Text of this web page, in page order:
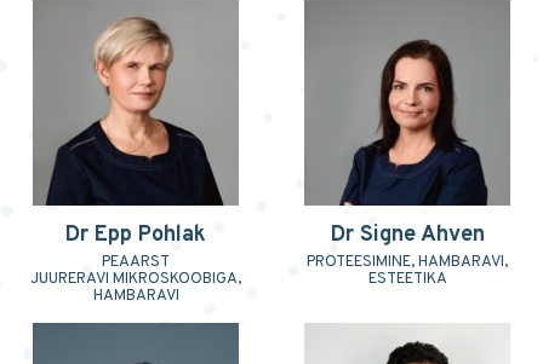
Dr Epp Pohlak
PEAARST
JUURERAVI MIKROSKOOBIGA,
HAMBARAVI
Dr Signe Ahven
PROTEESIMINE, HAMBARAVI,
ESTEETIKA